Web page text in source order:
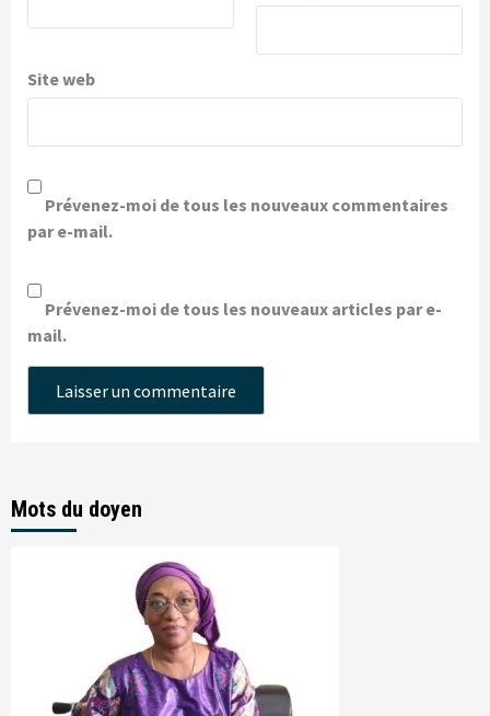
Site web
Prévenez-moi de tous les nouveaux commentaires
par e-mail.
Prévenez-moi de tous les nouveaux articles par e-
mail.
Mots du doyen